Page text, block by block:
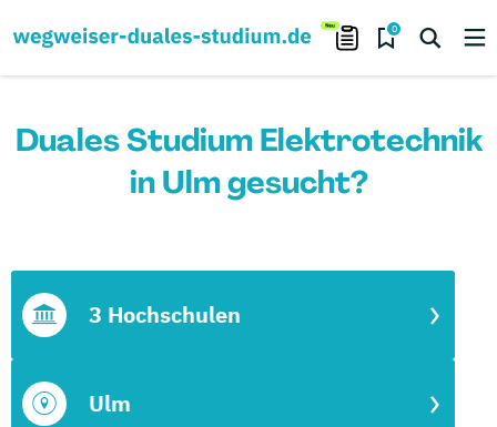
0
Duales Studium Elektrotechnik
in Ulm gesucht?
Ulm
3 Hochschulen